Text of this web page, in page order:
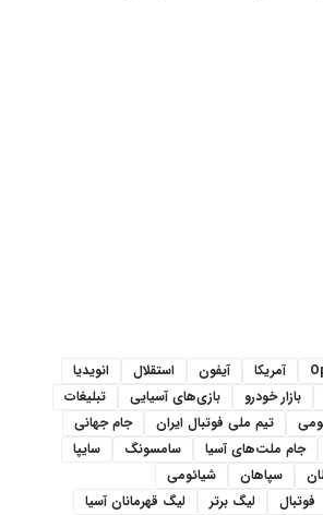
آمریکا آیفون استقلال
انویدیا
بازار خودرو بازی‌های آسیایی
تبلیغات
تیم ملی فوتبال ایران
جام جهانی
جام ملت‌های آسیا سامسونگ
سایپا
سپاهان
شیائومی
فوتبال لیگ برتر
لیگ قهرمانان آسیا